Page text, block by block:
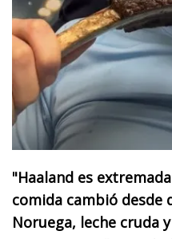
"Haaland es
comida cambió desde
Noruega, leche cruda